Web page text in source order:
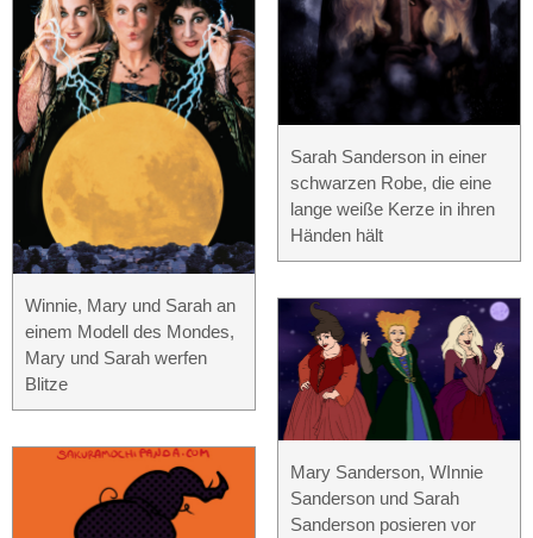
Winnie, Mary und Sarah an
einem Modell des Mondes,
Mary und Sarah werfen
Blitze
Sarah Sanderson in einer
schwarzen Robe, die eine
lange weiße Kerze in ihren
Händen hält
Mary Sanderson, WInnie
Sanderson und Sarah
Sanderson posieren vor